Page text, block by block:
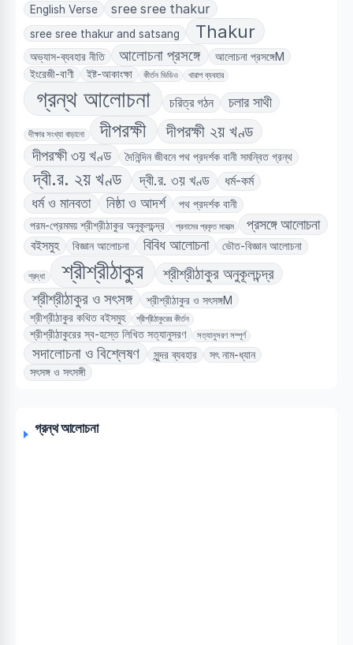
English Verse sree sree thakur
sree sree thakur and satsang Thakur
অভ্যাস-ব্যবহার নীতি আলোচনা প্রসঙ্গে
আলোচনা প্রসঙ্গেM
ইংরেজী-বাণী
ইষ্ট-আকাংক্ষা কীর্তন ভিডিও খারাপ ব্যবহার
গ্রন্থ আলোচনা চরিত্র গঠন চলার সাথী
দীক্ষার সংখ্যা বাড়ানো দীপরক্ষী দীপরক্ষী ২য় খণ্ড
দীপরক্ষী ৩য় খণ্ড দৈনিন্দিন জীবনে পথ প্রদর্শক বানী সমন্বিত গ্রন্থ
দ্বী.র. ২য় খণ্ড দ্বী.র. ৩য় খণ্ড ধর্ম-কর্ম
ধর্ম ও মানবতা নিষ্ঠা ও আদর্শ
পথ প্রদর্শক বানী
পরম-প্রেমময় শ্রীশ্রীঠাকুর অনুকূলচন্দ্র
প্রনামের প্রকৃত মাহাত্ম প্রসঙ্গে আলোচনা
বইসমুহ বিজ্ঞান আলোচনা বিবিধ আলোচনা ভৌত-বিজ্ঞান আলোচনা
শ্রদ্ধা শ্রীশ্রীঠাকুর
শ্রীশ্রীঠাকুর অনুকূলচন্দ্র
শ্রীশ্রীঠাকুর ও সৎসঙ্গ
শ্রীশ্রীঠাকুর ও সৎসঙ্গM
শ্রীশ্রীঠাকুর কথিত বইসমুহ
শ্রীশ্রীঠাকুরের কীর্তন
শ্রীশ্রীঠাকুরের স্ব-হস্তে লিখিত সত্যানুসরণ সত্যানুসরণ সম্পূর্ণ
সদালোচনা ও বিশ্লেষণ সুন্দর ব্যবহার
সৎ নাম-ধ্যান
সৎসঙ্গ ও সৎসঙ্গী
গ্রন্থ আলোচনা